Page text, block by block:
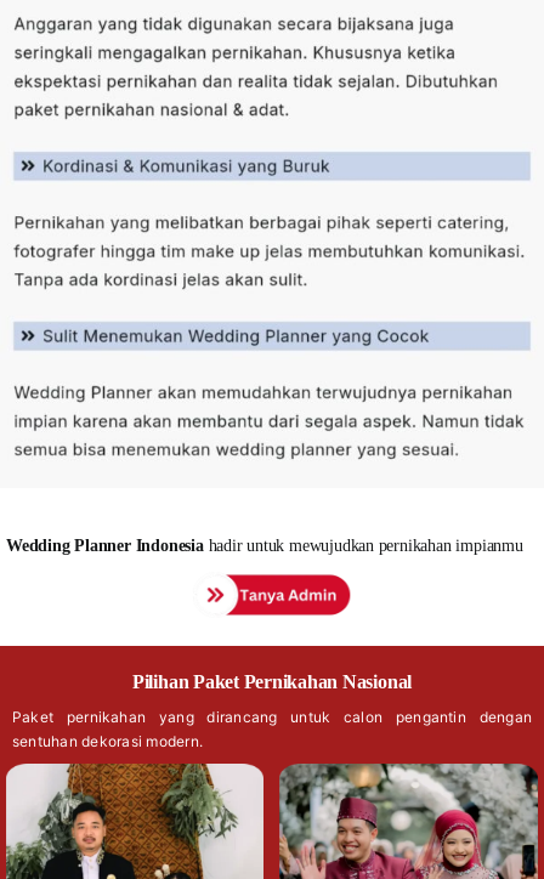
Wedding Planner Indonesiahadir untuk mewujudkan pernikahan impianmu
Pilihan Paket Pernikahan Nasional
Paket pernikahan yang dirancang untuk calon pengantin dengan
sentuhan dekorasi modern.